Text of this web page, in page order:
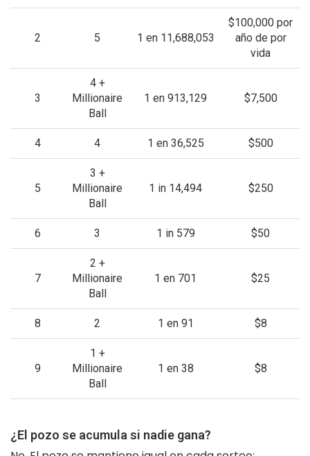
2 5 1 en 11,688,053
$100,000 por
año de por
vida
3
4 +
Millionaire
Ball
1 en 913,129 $7,500
4 4 1 en 36,525 $500
5
3 +
Millionaire
Ball
1 in 14,494 $250
6 3 1 in 579 $50
7
2 +
Millionaire
Ball
1 en 701 $25
8 2 1 en 91 $8
9
1 +
Millionaire
Ball
1 en 38 $8
¿El pozo se acumula si nadie gana?